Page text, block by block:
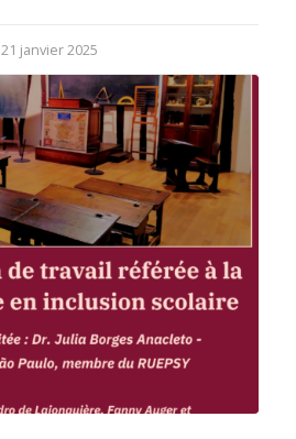
21 janvier 2025